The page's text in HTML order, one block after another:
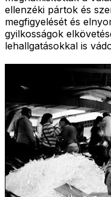
ellenzéki pártok és
megfigyelését és
gyilkosságok
lehallgatásokkal is